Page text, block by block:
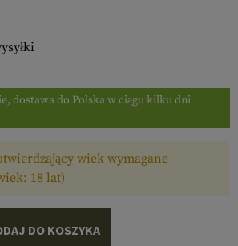
dostawa do Polska w ciągu kilku dni
wiek wymagane
18 lat)
DO KOSZYKA